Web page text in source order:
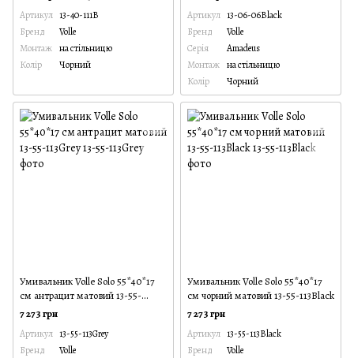
Артикул 13-40-111B
Бренд
Volle
Монтаж на стільницю
Колір
Чорний
Артикул 13-06-06Black
Бренд
Volle
Серія
Amadeus
Монтаж на стільницю
Колір
Чорний
Умивальник Volle Solo 55*40*17
см антрацит матовий 13-55-
113Grey
7 273 грн
Артикул 13-55-113Grey
Бренд
Volle
Умивальник Volle Solo 55*40*17
см чорний матовий 13-55-113Black
7 273 грн
Артикул 13-55-113Black
Бренд
Volle